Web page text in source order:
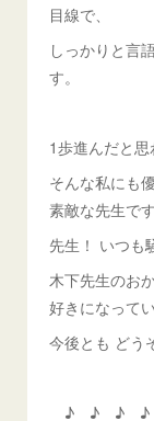
目線で、
しっかりと言
す。
1歩進んだと思
そんな私にも
素敵な先生です
先生！ いつも
木下先生のお
好きになってい
今後とも どう
♪ ♪ ♪